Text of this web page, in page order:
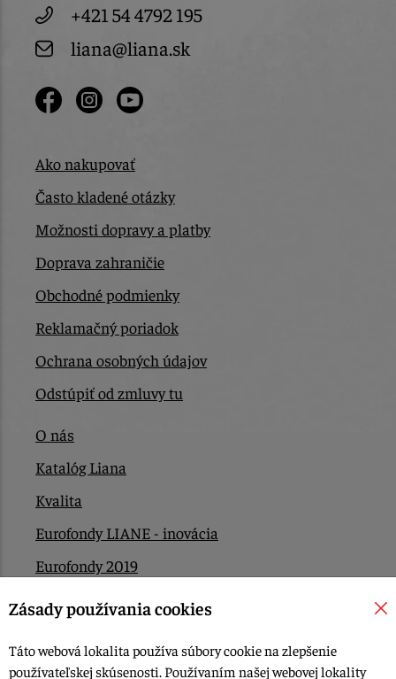
+421 54 4792 195
liana@liana.sk
Ako nakupovať
Často kladené otázky
Možnosti dopravy a platby
Doprava zahraničie
Obchodné podmienky
Reklamačný poriadok
Ochrana osobných údajov
Odstúpiť od zmluvy tu
O nás
Katalóg Liana
Kvalita
Eurofondy LIANE - inovácia
Eurofondy 2019
Eurofondy 2022/2023
Kontakt
Zásady používania cookies
Táto webová lokalita používa súbory cookie na zlepšenie
používateľskej skúsenosti. Používaním našej webovej lokality